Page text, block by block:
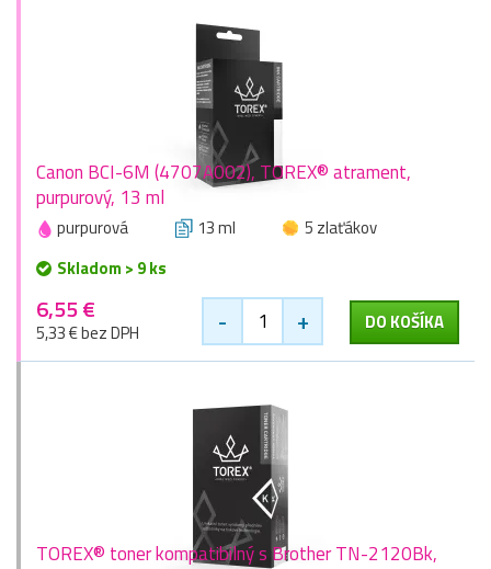
Canon BCI-6M (4707A002), TOREX® atrament,
purpurový, 13 ml
purpurová 13 ml
5 zlaťákov
Skladom > 9 ks
6,55 €
5,33 € bez DPH - + DO KOŠÍKA
TOREX® toner kompatibilný s Brother TN-2120Bk,